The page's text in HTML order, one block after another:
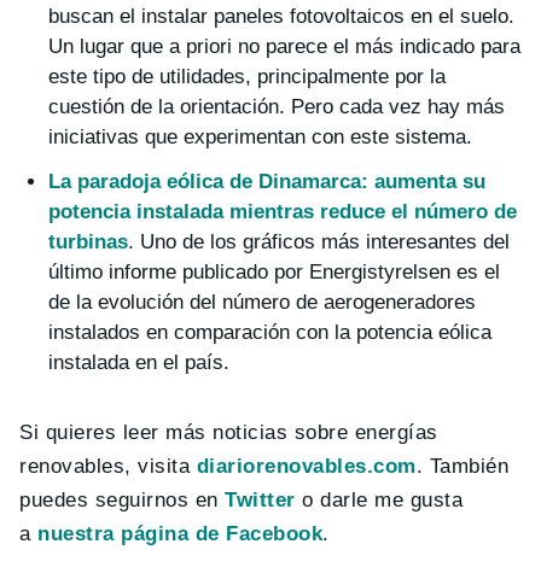
buscan el instalar paneles fotovoltaicos en el suelo.
Un lugar que a priori no parece el más indicado para
este tipo de utilidades, principalmente por la
cuestión de la orientación. Pero cada vez hay más
iniciativas que experimentan con este sistema.
La paradoja eólica de Dinamarca: aumenta su
potencia instalada mientras reduce el número de
turbinas. Uno de los gráficos más interesantes del
último informe publicado por Energistyrelsen es el
de la evolución del número de aerogeneradores
instalados en comparación con la potencia eólica
instalada en el país.
Si quieres leer más noticias sobre energías
renovables, visita diariorenovables.com. También
puedes seguirnos enTwitter o darle me gusta
a nuestra página de Facebook.